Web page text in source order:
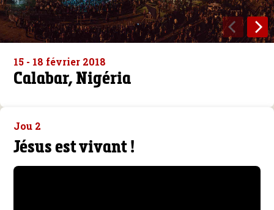
15 - 18 février 2018
Calabar, Nigéria
Jou 2
Jésus est vivant !